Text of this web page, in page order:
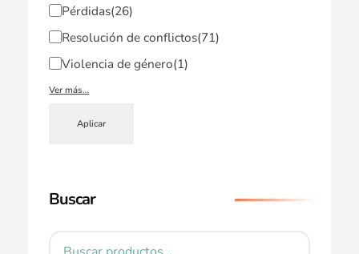
Pérdidas(26)
Resolución de conflictos(71)
Violencia de género(1)
Ver más…
Aplicar
Buscar